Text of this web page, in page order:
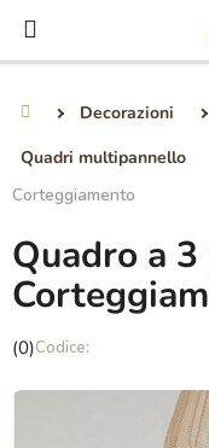
contenuto
Decorazioni
Quadri multipannello
Corteggiamento
Quadro a
La
media
(0)